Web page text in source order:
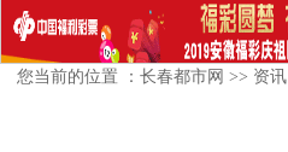
您当前的位置 ：长春都市网 >> 资讯